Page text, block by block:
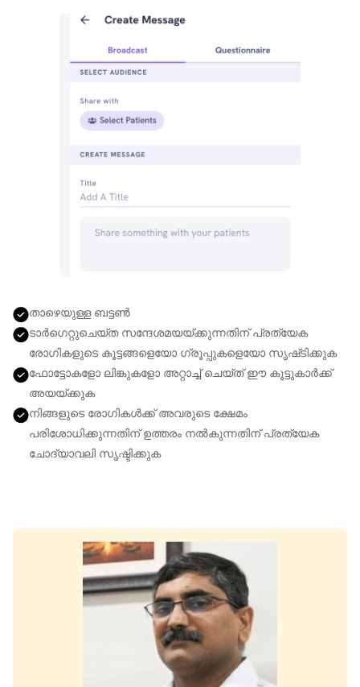
താഴെയുള്ള ബട്ടൺ
ടാർഗെറ്റുചെയ്‌ത സന്ദേശമയയ്‌ക്കുന്നതിന് പ്രത്യേക
രോഗികളുടെ കൂട്ടങ്ങളെയോ ഗ്രൂപ്പുകളെയോ സൃഷ്‌ടിക്കുക
ഫോട്ടോകളോ ലിങ്കുകളോ അറ്റാച്ച് ചെയ്‌ത് ഈ കൂട്ടുകാർക്ക്
അയയ്‌ക്കുക
നിങ്ങളുടെ രോഗികൾക്ക് അവരുടെ ക്ഷേമം
പരിശോധിക്കുന്നതിന് ഉത്തരം നൽകുന്നതിന് പ്രത്യേക
ചോദ്യാവലി സൃഷ്ടിക്കുക